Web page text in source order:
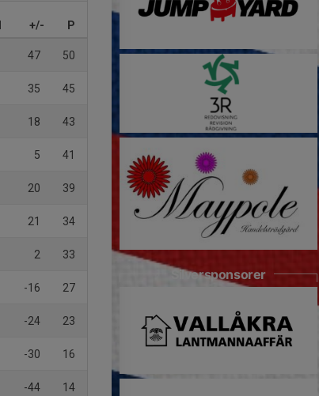
+/- P
47 50
35 45
18 43
5 41
20 39
21 34
2 33
-16 27
-24 23
-30 16
-44 14
Silversponsorer